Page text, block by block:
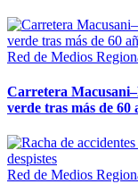
Red de Medios
Carretera
verde tras más de 60
Red de Medios